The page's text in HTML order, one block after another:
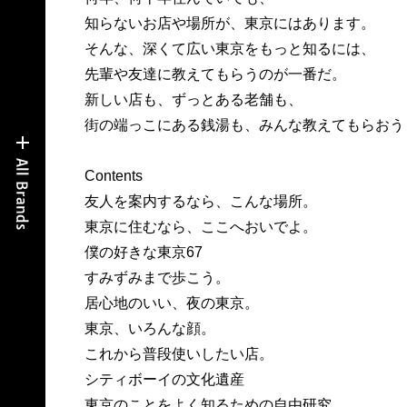
知らないお店や場所が、東京にはあります。
そんな、深くて広い東京をもっと知るには、
先輩や友達に教えてもらうのが一番だ。
新しい店も、ずっとある老舗も、
街の端っこにある銭湯も、みんな教えてもらおう
Contents
友人を案内するなら、こんな場所。
東京に住むなら、ここへおいでよ。
僕の好きな東京67
すみずみまで歩こう。
居心地のいい、夜の東京。
東京、いろんな顔。
これから普段使いしたい店。
シティボーイの文化遺産